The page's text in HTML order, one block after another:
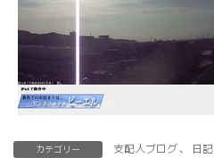
カテゴリー 支配人ブログ、 日記